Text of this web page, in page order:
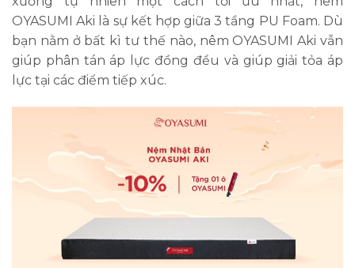
OYASUMI Aki là sự kết hợp giữa 3 tầng PU Foam. Dù
bạn nằm ở bất kì tư thế nào, nêm OYASUMI Aki vẫn
giúp phân tán áp lực đồng đều và giúp giải tỏa áp
lực tại các điểm tiếp xúc.